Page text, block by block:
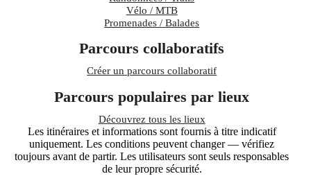
Vélo / MTB
Promenades / Balades
Parcours collaboratifs
Créer un parcours collaboratif
Parcours populaires par lieux
Découvrez tous les lieux
Les itinéraires et informations sont fournis à titre indicatif
uniquement. Les conditions peuvent changer — vérifiez
toujours avant de partir. Les utilisateurs sont seuls responsables
de leur propre sécurité.